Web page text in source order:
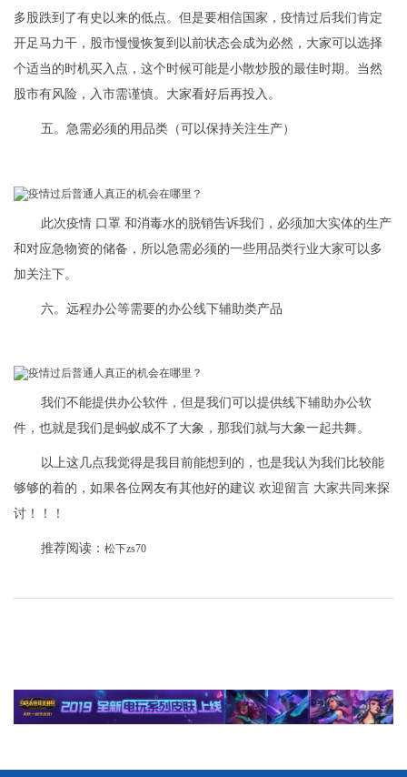
多股跌到了有史以来的低点。但是要相信国家，疫情过后我们肯定
开足马力干，股市慢慢恢复到以前状态会成为必然，大家可以选择
个适当的时机买入点，这个时候可能是小散炒股的最佳时期。当然
股市有风险，入市需谨慎。大家看好后再投入。
五。急需必须的用品类（可以保持关注生产）
此次疫情 口罩 和消毒水的脱销告诉我们，必须加大实体的生产
和对应急物资的储备，所以急需必须的一些用品类行业大家可以多
加关注下。
六。远程办公等需要的办公线下辅助类产品
我们不能提供办公软件，但是我们可以提供线下辅助办公软
件，也就是我们是蚂蚁成不了大象，那我们就与大象一起共舞。
以上这几点我觉得是我目前能想到的，也是我认为我们比较能
够够的着的，如果各位网友有其他好的建议 欢迎留言 大家共同来探
讨！！！
推荐阅读： 松下zs70